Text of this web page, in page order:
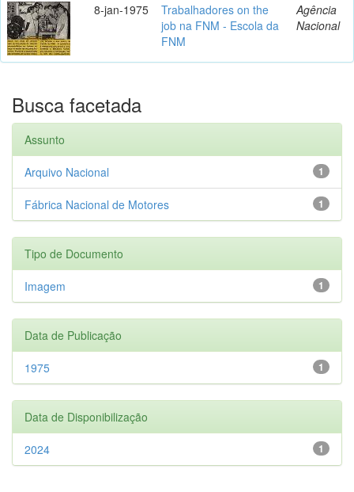
8-jan-1975
Trabalhadores on the
job na FNM - Escola da
FNM
Agência
Nacional
Busca facetada
Assunto
1
Arquivo Nacional
1
Fábrica Nacional de Motores
Tipo de Documento
1
Imagem
Data de Publicação
1
1975
Data de Disponibilização
1
2024